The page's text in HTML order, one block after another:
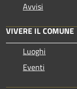
Avvisi
VIVERE IL COMUNE
Luoghi
Eventi